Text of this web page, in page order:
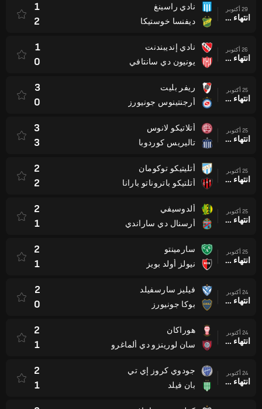
29 أكتوبر
انتهاء وقت المباراة
نادي راسينغ
ديفنسا خوستيكا
1
2
26 أكتوبر
انتهاء وقت المباراة
نادي إنديبندنت
يونيون دي سانتافي
1
0
25 أكتوبر
انتهاء وقت المباراة
ريفر بليت
أرجنتينوس جونيورز
3
0
25 أكتوبر
انتهاء وقت المباراة
أتلاتيكو لانوس
تاليريس كوردوبا
3
3
25 أكتوبر
انتهاء وقت المباراة
أتليتيكو توكومان
أتلتيكو باتروناتو بارانا
2
2
25 أكتوبر
انتهاء وقت المباراة
ألدوسيفي
أرسنال دي ساراندي
2
1
25 أكتوبر
انتهاء وقت المباراة
سارمينتو
نيولز أولد بويز
2
1
24 أكتوبر
انتهاء وقت المباراة
فيليز سارسفيلد
بوكا جونيورز
2
0
24 أكتوبر
انتهاء وقت المباراة
هوراكان
سان لورينزو دي ألماغرو
2
1
24 أكتوبر
انتهاء وقت المباراة
جودوي كروز إي تي
بان فيلد
2
1